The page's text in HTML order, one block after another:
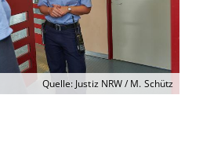
Quelle: Justiz NRW / M. Schütz